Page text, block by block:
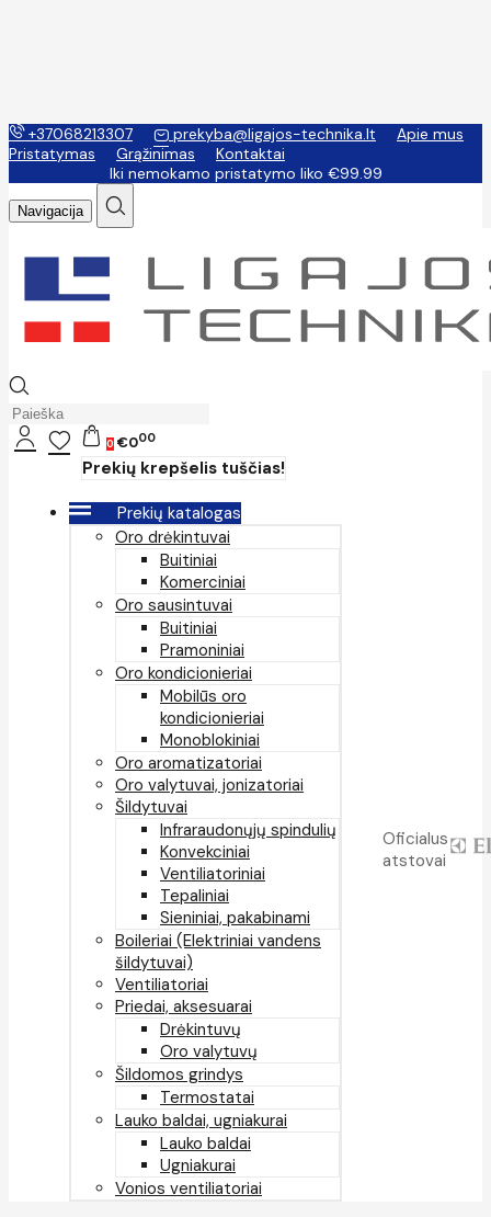
+37068213307 prekyba@ligajos-technika.lt
Apie mus
Pristatymas
Grąžinimas
Kontaktai
Iki nemokamo pristatymo liko €99.99
Navigacija
0 €000
Prekių krepšelis tuščias!
Prekių katalogas
Oro drėkintuvai
Buitiniai
Komerciniai
Oro sausintuvai
Buitiniai
Pramoniniai
Oro kondicionieriai
Mobilūs oro
kondicionieriai
Monoblokiniai
Oro aromatizatoriai
Oro valytuvai, jonizatoriai
Šildytuvai
Infraraudonųjų spindulių
Konvekciniai
Ventiliatoriniai
Tepaliniai
Sieniniai, pakabinami
Boileriai (Elektriniai vandens
šildytuvai)
Ventiliatoriai
Priedai, aksesuarai
Drėkintuvų
Oro valytuvų
Šildomos grindys
Termostatai
Lauko baldai, ugniakurai
Lauko baldai
Ugniakurai
Vonios ventiliatoriai
Oficialus
atstovai